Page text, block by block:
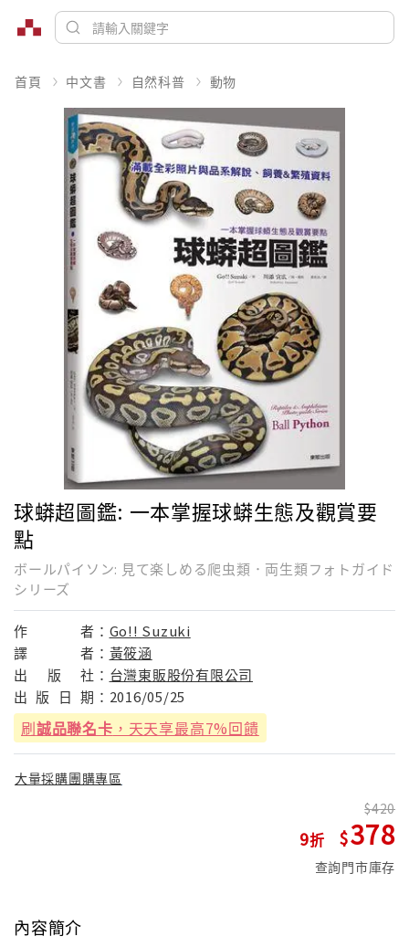
首頁 中文書 自然科普 動物
球蟒超圖鑑: 一本掌握球蟒生態及觀賞要
點
ボールパイソン: 見て楽しめる爬虫類．両生類フォトガイド
シリーズ
作 者： Go!! Suzuki
譯
者： 黃筱涵
出
版 社： 台灣東販股份有限公司
出 版 日 期： 2016/05/25
刷誠品聯名卡 ，天天享最高7%回饋
大量採購團購專區
9
420
378
查詢門市庫存
內容簡介